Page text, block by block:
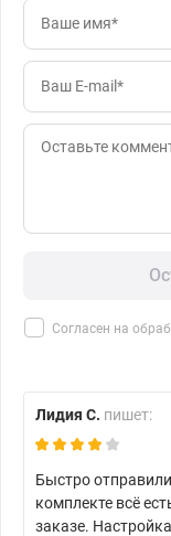
Согласен на
Лидия С. пишет:
Быстро
комплекте всё
заказе.